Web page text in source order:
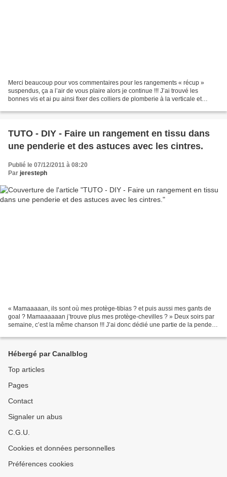
Merci beaucoup pour vos commentaires pour les rangements « récup »
suspendus, ça a l’air de vous plaire alors je continue !!! J’ai trouvé les
bonnes vis et ai pu ainsi fixer des colliers de plomberie à la verticale et
TUTO - DIY - Faire un rangement en tissu dans
une penderie et des astuces avec les cintres.
Publié le 07/12/2011 à 08:20
Par jeresteph
« Mamaaaaan, ils sont où mes protège-tibias ? et puis aussi mes gants de
goal ? Mamaaaaaan j’trouve plus mes protège-chevilles ? » Deux soirs par
semaine, c’est la même chanson !!! J’ai donc dédié une partie de la penderie
Hébergé par Canalblog
Top articles
Pages
Contact
Signaler un abus
C.G.U.
Cookies et données personnelles
Préférences cookies